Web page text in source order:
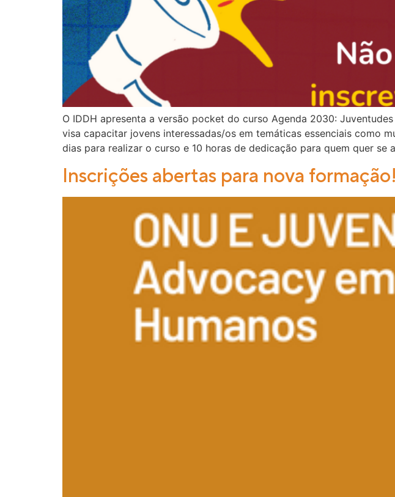
O IDDH apresenta a versão pocket do curso Agenda 2030:
visa capacitar jovens interessadas/os em temáticas essenciais como
dias para realizar o curso e 10 horas de dedicação para quem quer se
Inscrições abertas para nova formação!